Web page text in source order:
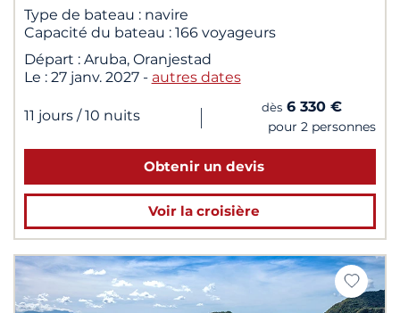
Type de bateau : navire
Capacité du bateau : 166 voyageurs
Départ : Aruba, Oranjestad
Le : 27 janv. 2027 - autres dates
11 jours / 10 nuits | dès 6 330 €
pour 2 personnes
Obtenir un devis
Voir la croisière